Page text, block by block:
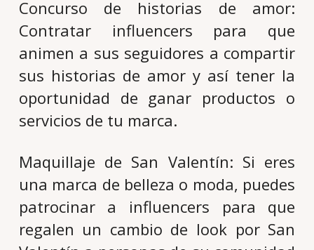
Concurso de historias de amor:
Contratar influencers para que
animen a sus seguidores a compartir
sus historias de amor y así tener la
oportunidad de ganar productos o
servicios de tu marca.
Maquillaje de San Valentín: Si eres
una marca de belleza o moda, puedes
patrocinar a influencers para que
regalen un cambio de look por San